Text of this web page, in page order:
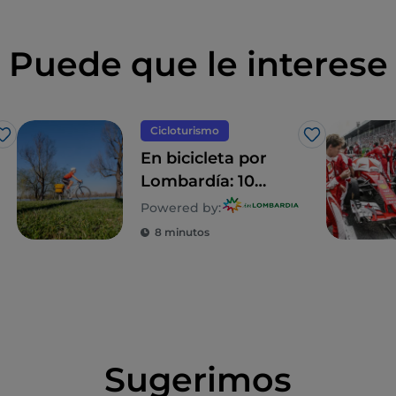
Puede que le interese
Me gusta
Cicloturismo
Me gusta
En bicicleta por
Lombardía: 10
itinerarios en
familia
Powered by:
8 minutos
Sugerimos